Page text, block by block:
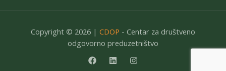
Copyright © 2026 | CDOP - Centar za društveno
odgovorno preduzetništvo